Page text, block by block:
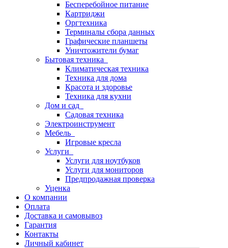
Бесперебойное питание
Картриджи
Оргтехника
Терминалы сбора данных
Графические планшеты
Уничтожители бумаг
Бытовая техника
Климатическая техника
Техника для дома
Красота и здоровье
Техника для кухни
Дом и сад
Садовая техника
Электроинструмент
Мебель
Игровые кресла
Услуги
Услуги для ноутбуков
Услуги для мониторов
Предпродажная проверка
Уценка
О компании
Оплата
Доставка и самовывоз
Гарантия
Контакты
Личный кабинет